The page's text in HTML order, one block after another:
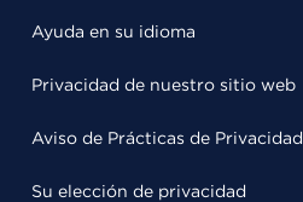
Ayuda en su idioma
Privacidad de nuestro sitio web
Aviso de Prácticas de Privacidad
Su elección de privacidad